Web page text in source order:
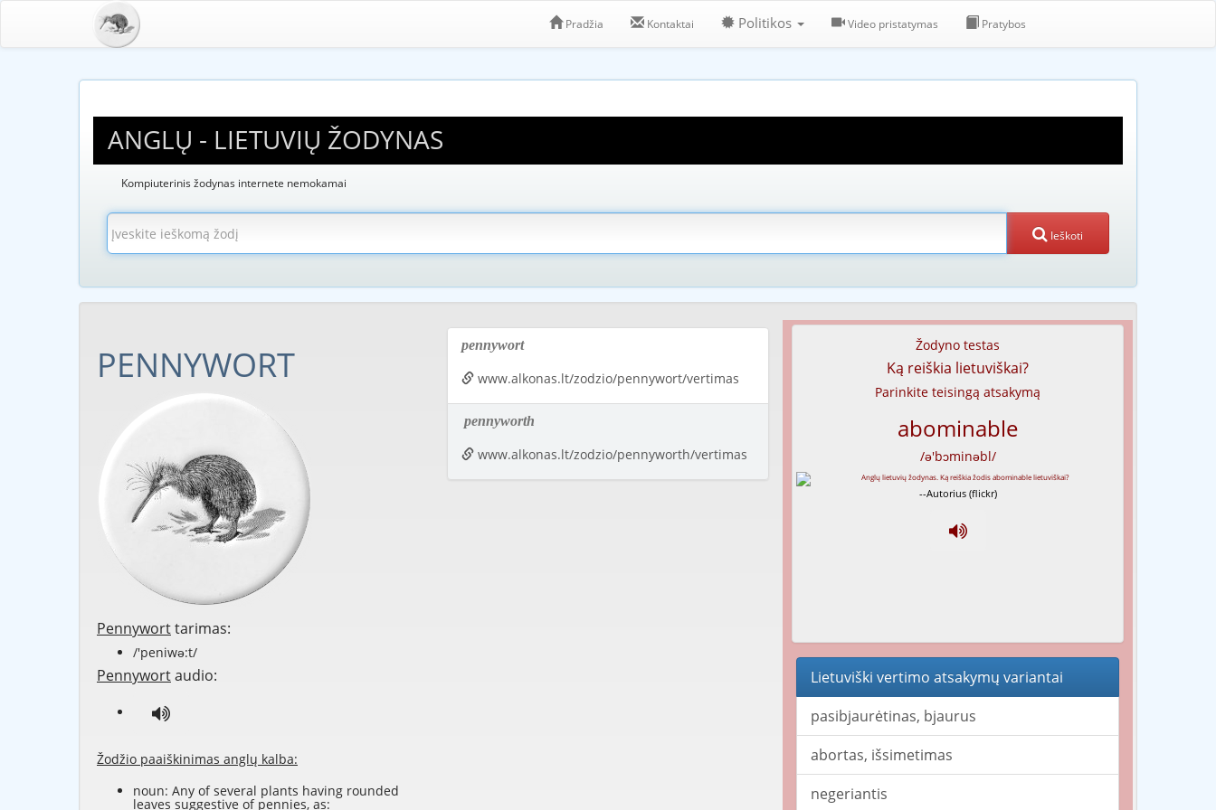
Pradžia Kontaktai Politikos Video pristatymas Pratybos
ANGLŲ - LIETUVIŲ ŽODYNAS
Kompiuterinis žodynas internete nemokamai
Ieškoti
PENNYWORT
Pennyworttarimas:
/'peniwə:t/
Pennywortaudio:
Žodžio paaiškinimas anglų kalba:
noun: Any of several plants having rounded
leaves suggestive of pennies, as:
pennywort
www.alkonas.lt/zodzio/pennywort/vertimas
pennyworth
www.alkonas.lt/zodzio/pennyworth/vertimas
Žodyno testas
Ką reiškia lietuviškai?
Parinkite teisingą atsakymą
abominable
/ə'bɔminəbl/
--Autorius (flickr)
Lietuviški vertimo atsakymų variantai
pasibjaurėtinas, bjaurus
abortas, išsimetimas
negeriantis